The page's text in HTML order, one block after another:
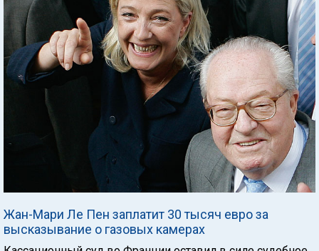
Жан-Мари Ле Пен заплатит 30 тысяч евро за
высказывание о газовых камерах